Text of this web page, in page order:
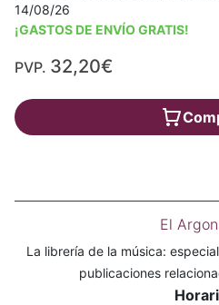
14/08/26
¡GASTOS DE ENVÍO GRATIS!
PVP. 32,20€
El
La librería de la música:
publicaciones